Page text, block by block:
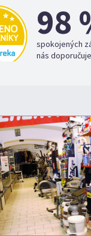
98
spokojených
nás doporučuje